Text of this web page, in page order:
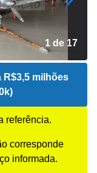
2 de 17
R$3,5 milhões
referência.
corresponde
informada.